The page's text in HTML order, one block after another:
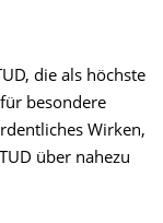
die als höchste
besondere
Wirken,
über nahezu